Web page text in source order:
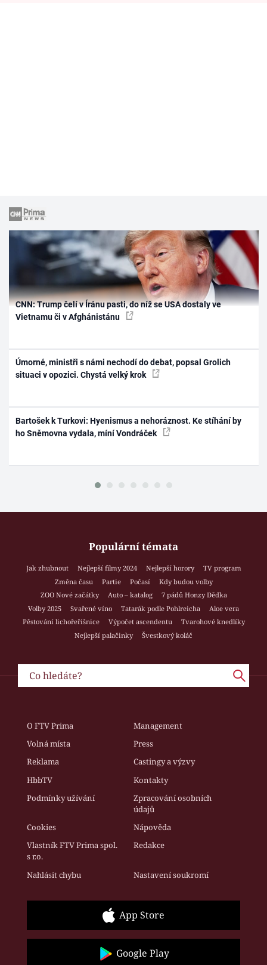
CNN: Trump čelí v Íránu pasti, do níž se USA dostaly ve
Vietnamu či v Afghánistánu
Úmorné, ministři s námi nechodí do debat, popsal Grolich
situaci v opozici. Chystá velký krok
Bartošek k Turkovi: Hyenismus a nehoráznost. Ke stíhání by
ho Sněmovna vydala, míní Vondráček
Populární témata
Jak zhubnout Nejlepší filmy 2024 Nejlepší horory
TV program
Změna času
Partie Počasí
Kdy budou volby
ZOO Nové začátky
Auto – katalog
7 pádů Honzy Dědka
Volby 2025
Svařené víno Tatarák podle Pohlreicha
Aloe vera
Pěstování lichořeřišnice
Výpočet ascendentu
Tvarohové knedlíky
Nejlepší palačinky
Švestkový koláč
O FTV Prima
Management
Volná místa
Press
Reklama
Castingy a výzvy
HbbTV
Kontakty
Podmínky užívání
Zpracování osobních
údajů
Cookies
Nápověda
Vlastník FTV Prima spol.
s r.o.
Redakce
Nahlásit chybu Nastavení soukromí
App Store
Google Play